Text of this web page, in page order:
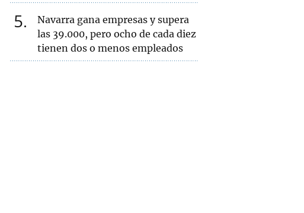
5
Navarra gana empresas y supera
las 39.000, pero ocho de cada diez
tienen dos o menos empleados